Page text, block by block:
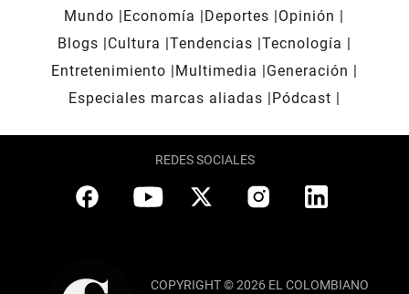
Mundo Economía Deportes
Opinión
Blogs
Cultura Tendencias Tecnología
Entretenimiento
Multimedia
Generación
Especiales marcas aliadas
Pódcast
REDES SOCIALES
COPYRIGHT © 2026 EL COLOMBIANO